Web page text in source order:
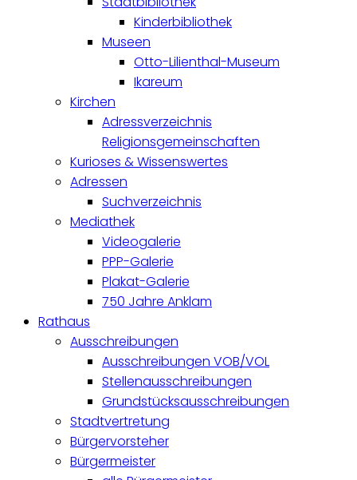
Kinderbibliothek
Museen
Otto-Lilienthal-Museum
Ikareum
Kirchen
Adressverzeichnis
Religionsgemeinschaften
Kurioses & Wissenswertes
Adressen
Suchverzeichnis
Mediathek
Videogalerie
PPP-Galerie
Plakat-Galerie
750 Jahre Anklam
Rathaus
Ausschreibungen
Ausschreibungen VOB/VOL
Stellenausschreibungen
Grundstücksausschreibungen
Stadtvertretung
Bürgervorsteher
Bürgermeister